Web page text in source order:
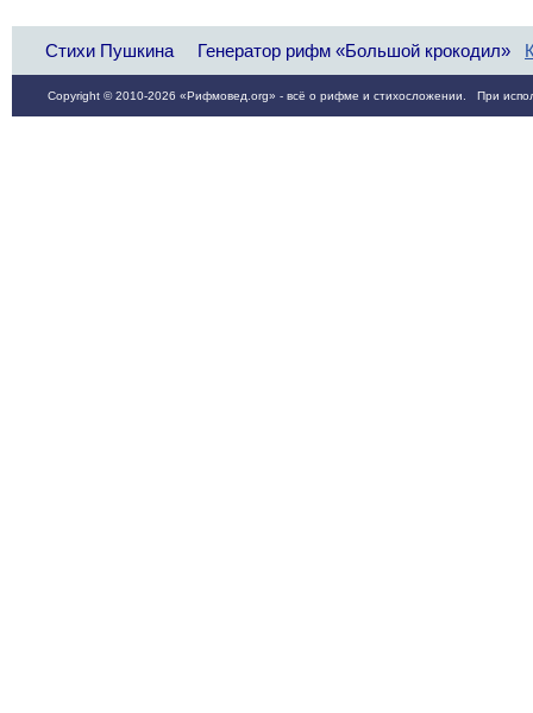
Стихи Пушкина Генератор рифм «Большой крокодил»
Copyright © 2010-2026 «Рифмовед.org» - всё о рифме и стихосложении. При